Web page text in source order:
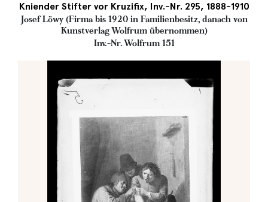
Kniender Stifter vor Kruzifix, Inv.-Nr. 295, 1888-1910
Josef Löwy (Firma bis 1920 in Familienbesitz, danach von
Kunstverlag Wolfrum übernommen)
Inv.-Nr. Wolfrum 151